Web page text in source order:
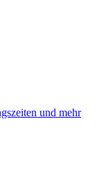
und mehr